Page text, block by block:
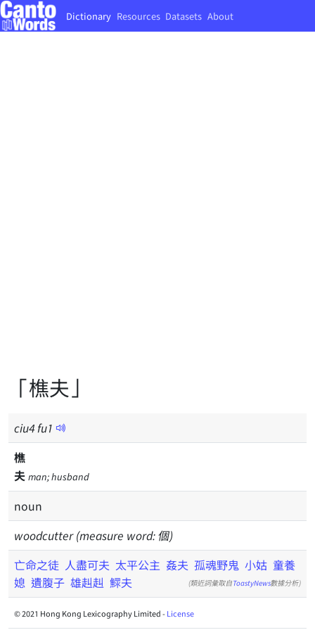
Dictionary Resources Datasets About
「樵夫」
ciu4fu1
樵
夫 man; husband
noun
woodcutter (measure word: 個)
亡命之徒 人盡可夫 太平公主 姦夫 孤魂野鬼 小姑 童養
媳 遺腹子 雄赳赳 鰥夫 (類近詞彙取自ToastyNews數據分析)
© 2021 Hong Kong Lexicography Limited -License